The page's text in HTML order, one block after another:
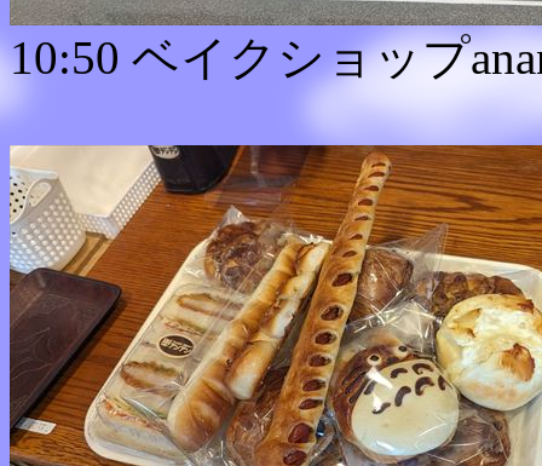
10:50 ベイクショップ